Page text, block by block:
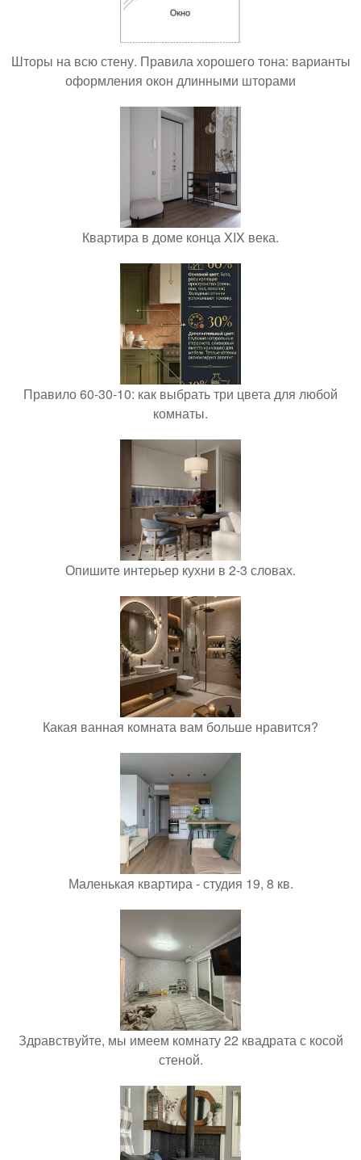
Шторы на всю стену. Правила хорошего тона: варианты
оформления окон длинными шторами
Квартира в доме конца XIX века.
Правило 60-30-10: как выбрать три цвета для любой
комнаты.
Опишите интерьер кухни в 2-3 словах.
Какая ванная комната вам больше нравится?
Маленькая квартира - студия 19, 8 кв.
Здравствуйте, мы имеем комнату 22 квадрата с косой
стеной.